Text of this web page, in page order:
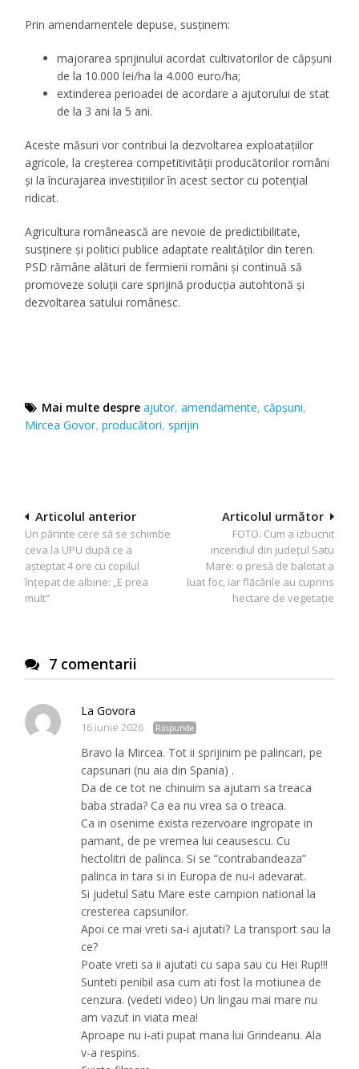
Prin amendamentele depuse, susținem:
majorarea sprijinului acordat cultivatorilor de căpșuni
de la 10.000 lei/ha la 4.000 euro/ha;
extinderea perioadei de acordare a ajutorului de stat
de la 3 ani la 5 ani.
Aceste măsuri vor contribui la dezvoltarea exploatațiilor
agricole, la creșterea competitivității producătorilor români
și la încurajarea investițiilor în acest sector cu potențial
ridicat.
Agricultura românească are nevoie de predictibilitate,
susținere și politici publice adaptate realităților din teren.
PSD rămâne alături de fermierii români și continuă să
promoveze soluții care sprijină producția autohtonă și
dezvoltarea satului românesc.
Mai multe despre ajutor,amendamente,căpşuni,
Mircea Govor,producători,sprijin
Navigare
în
articole
Articolul următor
FOTO. Cum a izbucnit
incendiul din județul Satu
Mare: o presă de balotat a
luat foc, iar flăcările au cuprins
hectare de vegetație
Articolul anterior
Un părinte cere să se schimbe
ceva la UPU după ce a
așteptat 4 ore cu copilul
înțepat de albine: „E prea
mult”
7 comentarii
La Govora
16 iunie 2026 Răspunde
Bravo la Mircea. Tot ii sprijinim pe palincari, pe
capsunari (nu aia din Spania) .
Da de ce tot ne chinuim sa ajutam sa treaca
baba strada? Ca ea nu vrea sa o treaca.
Ca in osenime exista rezervoare ingropate in
pamant, de pe vremea lui ceausescu. Cu
hectolitri de palinca. Si se “contrabandeaza”
palinca in tara si in Europa de nu-i adevarat.
Si judetul Satu Mare este campion national la
cresterea capsunilor.
Apoi ce mai vreti sa-i ajutati? La transport sau la
ce?
Poate vreti sa ii ajutati cu sapa sau cu Hei Rup!!!
Sunteti penibil asa cum ati fost la motiunea de
cenzura. (vedeti video) Un lingau mai mare nu
am vazut in viata mea!
Aproape nu i-ati pupat mana lui Grindeanu. Ala
v-a respins.